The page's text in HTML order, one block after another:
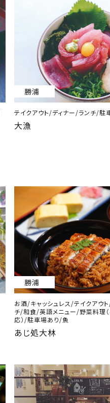
勝浦
テイクアウト/ディナー/ランチ/駐
大漁
勝浦
お酒/キャッシュレス/テイクアウ
チ/和食/英語メニュー/野菜料理
応）/駐車場あり/魚
あじ処大林